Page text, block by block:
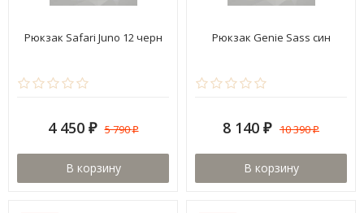
Рюкзак Safari Juno 12 черн
4 450 ₽ 5 790₽
В корзину
Рюкзак Genie Sass син
8 140 ₽ 10 390₽
В корзину